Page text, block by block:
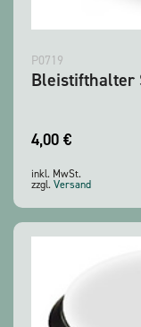
P0719
Bleistifthalter
4,00 €
inkl. MwSt.
zzgl. Versand